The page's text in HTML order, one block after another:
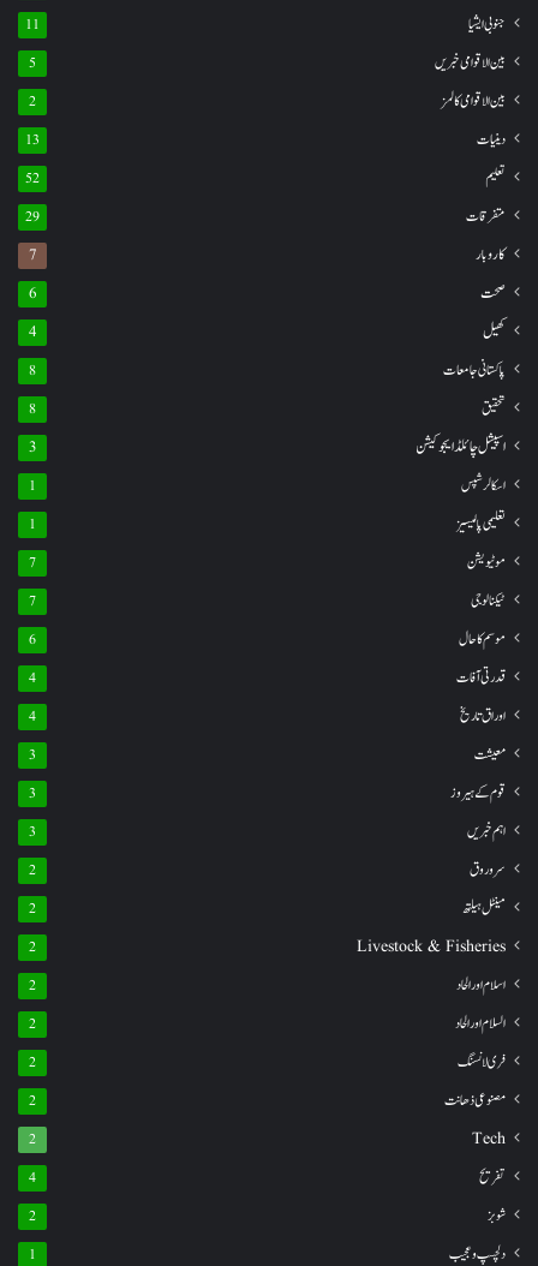
جنوبی ایشیا 11
بین الاقوامی خبریں 5
بین الاقوامی کالمز 2
دینیات 13
تعلیم 52
متفرقات 29
کاروبار 7
صحت 6
کھیل 4
پاکستانی جامعات 8
تحقیق 8
اسپیشل چائلڈ ایجوکیشن 3
اسکالرشپس 1
تعلیمی پالیسیز 1
موٹیویشن 7
ٹیکنالوجی 7
موسم کا حال 6
قدرتی آفات 4
اوراق تاریخ 4
معیشت 3
قوم کے ہیروز 3
اہم خبریں 3
سروروق 2
مینٹل ہیلتھ 2
Livestock & Fisheries
2
اسلام اور الحاد 2
السلام اور الحاد 2
فری لانسنگ 2
مصنوعی ذھانت 2
Tech
2
تفریح 4
شوبز 2
دلچسپ و عجیب 1